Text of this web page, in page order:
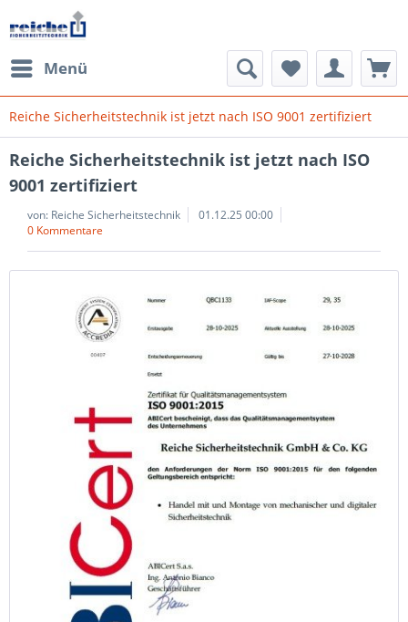
Menü
Reiche Sicherheitstechnik ist jetzt nach ISO 9001 zertifiziert
Reiche Sicherheitstechnik ist jetzt nach ISO
9001 zertifiziert
von: Reiche Sicherheitstechnik
01.12.25 00:00
0 Kommentare